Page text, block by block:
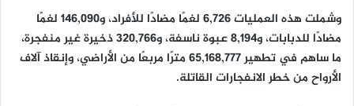
وشملت هذه العمليات 6,726 لغمًا مضادًا للأفراد، و146,090 لغمًا
مضادًا للدبابات، و8,194 عبوة ناسفة، و320,766 ذخيرة غير منفجرة،
ما ساهم في تطهير 65,168,777 مترًا مربعًا من الأراضي، وإنقاذ آلاف
الأرواح من خطر الانفجارات القاتلة.